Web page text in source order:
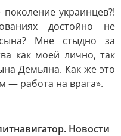
украинцев?!
достойно не
Мне стыдно за
как моей лично, так
Демьяна. Как же это
— работа на врага».
Новости